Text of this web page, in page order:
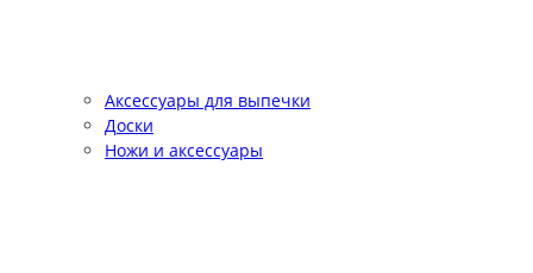
Аксессуары для выпечки
Доски
Ножи и аксессуары